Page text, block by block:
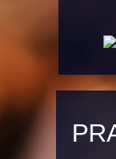
TO